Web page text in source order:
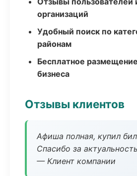
организаций
Удобный поиск по
районам
Бесплатное
бизнеса
Отзывы клиентов
Афиша полная, купил
Спасибо за
— Клиент компании